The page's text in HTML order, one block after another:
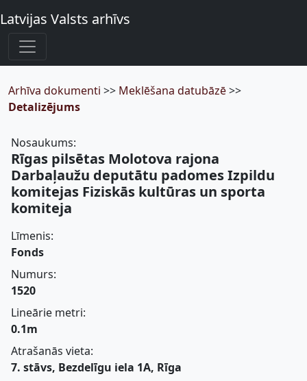
Latvijas Valsts arhīvs
Arhīva dokumenti >> Meklēšana datubāzē>>
Detalizējums
Nosaukums:
Rīgas pilsētas Molotova rajona
Darbaļaužu deputātu padomes Izpildu
komitejas Fiziskās kultūras un sporta
komiteja
Līmenis:
Fonds
Numurs:
1520
Lineārie metri:
0.1m
Atrašanās vieta:
7. stāvs, Bezdelīgu iela 1A, Rīga